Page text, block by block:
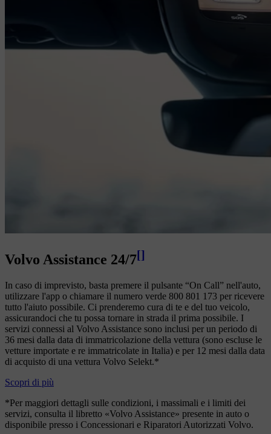
Volvo Assistance 24/7[]
In caso di imprevisto, basta premere il pulsante “On Call” nell'auto,
utilizzare l'app o chiamare il numero verde 800 801 173 per ricevere
tutto l'aiuto possibile. Ci prenderemo cura di te e del tuo veicolo,
assicurandoci che tu possa tornare in strada il prima possibile. I
servizi connessi al Volvo Assistance sono inclusi per un periodo di
36 mesi dalla data di immatricolazione della vettura (sono escluse le
vetture importate e re immatricolate in Italia) e per 12 mesi dalla data
di acquisto di una vettura Volvo Selekt.*
Scopri di più
*Per maggiori dettagli sulle condizioni, i massimali e i limiti dei
servizi, consulta il libretto «Volvo Assistance» presente in auto o
disponibile presso i Concessionari e Riparatori Autorizzati Volvo.